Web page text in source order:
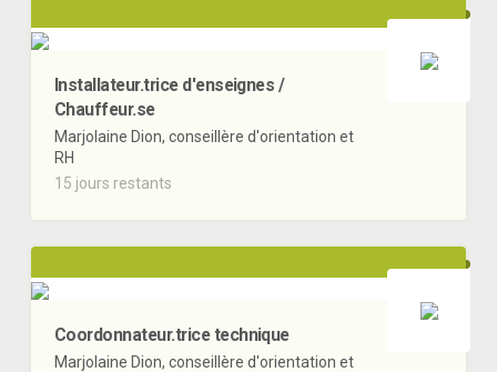
Installateur.trice d'enseignes /
Chauffeur.se
Marjolaine Dion, conseillère d'orientation et
RH
15 jours restants
Coordonnateur.trice technique
Marjolaine Dion, conseillère d'orientation et